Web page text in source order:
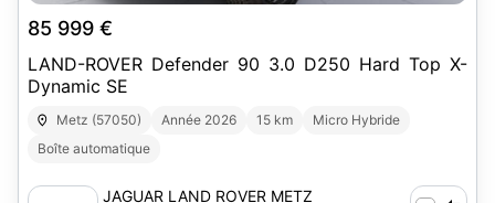
85 999 €
LAND-ROVER Defender 90 3.0 D250 Hard Top X-
Dynamic SE
Metz (57050) Année 2026 15 km
Micro Hybride
Boîte automatique
JAGUAR LAND ROVER METZ